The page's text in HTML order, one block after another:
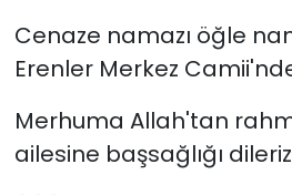
Cenaze namazı öğle
Erenler Merkez
Merhuma Allah'tan
ailesine başsağlığı